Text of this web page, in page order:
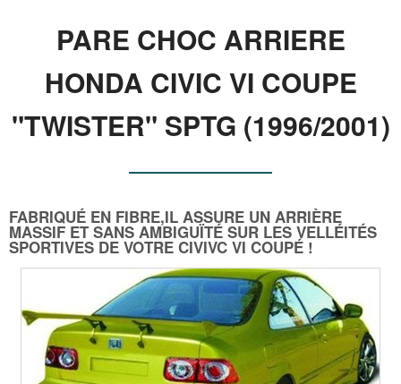
PARE CHOC ARRIERE
HONDA CIVIC VI COUPE
"TWISTER" SPTG (1996/2001)
FABRIQUÉ EN FIBRE,IL ASSURE UN ARRIÈRE
MASSIF ET SANS AMBIGUÏTÉ SUR LES VELLÉITÉS
SPORTIVES DE VOTRE CIVIVC VI COUPÉ !